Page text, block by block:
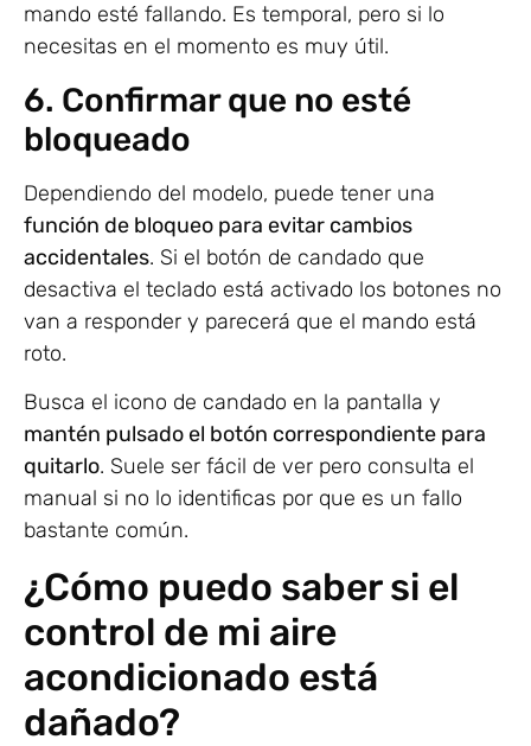
mando esté fallando. Es temporal, pero si lo
necesitas en el momento es muy útil.
6. Confirmar que no esté
bloqueado
Dependiendo del modelo, puede tener una
función de bloqueo para evitar cambios
accidentales. Si el botón de candado que
desactiva el teclado está activado los botones no
van a responder y parecerá que el mando está
roto.
Busca el icono de candado en la pantalla y
mantén pulsado el botón correspondiente para
quitarlo. Suele ser fácil de ver pero consulta el
manual si no lo identificas por que es un fallo
bastante común.
¿Cómo puedo saber si el
control de mi aire
acondicionado está
dañado?